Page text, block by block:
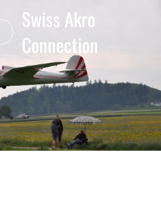
Swiss Akro
Connection